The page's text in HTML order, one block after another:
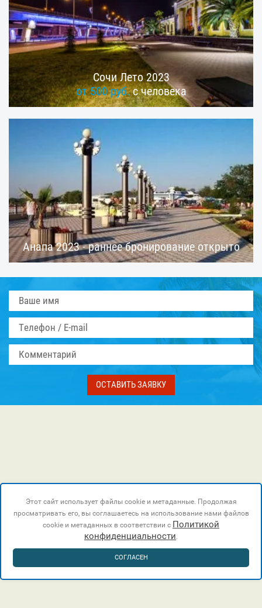
Сочи Лето 2023
от 500 руб.с человека
Анапа 2023 - раннее бронирование открыто
ОСТАВИТЬ ЗАЯВКУ
Этот сайт использует файлы cookie и метаданные. Продолжая
просматривать его, вы соглашаетесь на использование нами файлов
cookie и метаданных в соответствии с Политикой
конфиденциальности.
СОГЛАСЕН